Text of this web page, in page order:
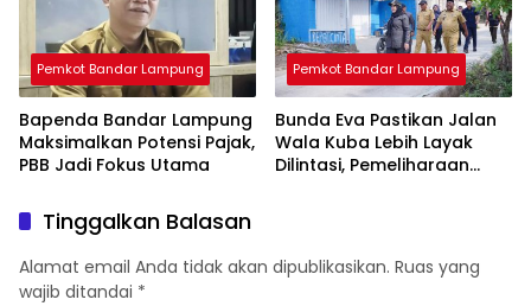
Pemkot Bandar Lampung
Bapenda Bandar Lampung
Maksimalkan Potensi Pajak,
PBB Jadi Fokus Utama
Pemkot Bandar Lampung
Bunda Eva Pastikan Jalan
Wala Kuba Lebih Layak
Dilintasi, Pemeliharaan
Tinggalkan Balasan
Alamat email Anda tidak akan dipublikasikan. Ruas yang
wajib ditandai *